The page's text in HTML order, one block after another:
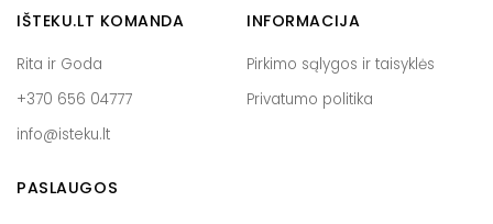
IŠTEKU.LT KOMANDA
Rita ir Goda
+370 656 04777
info@isteku.lt
INFORMACIJA
Pirkimo sąlygos ir taisyklės
Privatumo politika
PASLAUGOS